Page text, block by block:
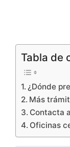
Tabla de
¿Dónde
Más
Contacta
Oficinas